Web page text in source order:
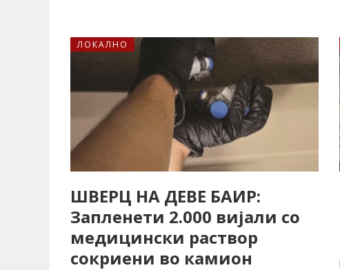
ЛОКАЛНО
ШВЕРЦ НА ДЕВЕ БАИР:
Запленети 2.000 вијали со
медицински раствор
сокриени во камион